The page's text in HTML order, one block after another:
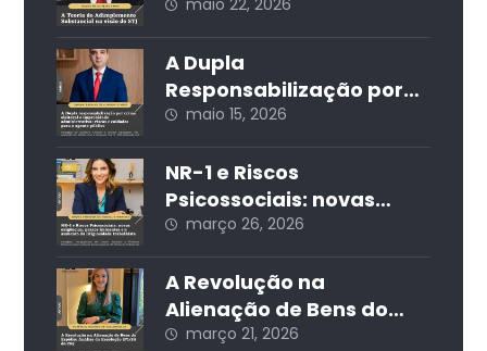
Substancial na visão do
STJ
maio 22, 2026
A Dupla
Responsabilização por
Crime Eleitoral e
Improbidade
Administrativa: Riscos e
Cuidados para o Agente
Público
maio 15, 2026
NR-1 e Riscos
Psicossociais: novas
exigências, prazos
iminentes e o aumento
da litigiosidade
trabalhista
março 26, 2026
A Revolução na
Alienação de Bens do
Espólio: Análise da
março 21, 2026